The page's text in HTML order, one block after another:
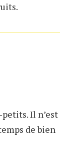
Il n’est
de bien